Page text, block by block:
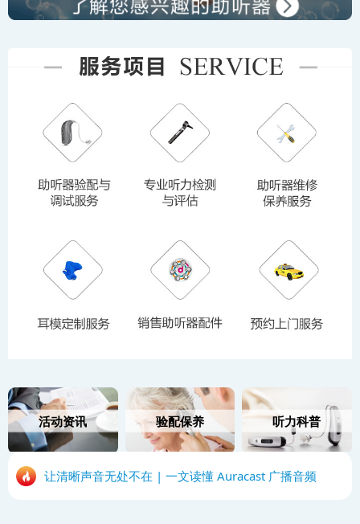
活动资讯 验配保养 听力科普
让清晰声音无处不在 | 一文读懂 Auracast 广播音频